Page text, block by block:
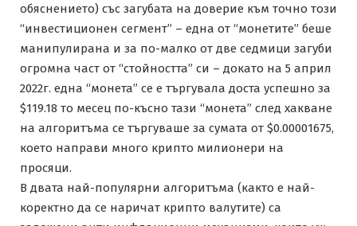
обяснението) със загубата на доверие към точно този
“инвестиционен сегмент” – една от “монетите” беше
манипулирана и за по-малко от две седмици загуби
огромна част от “стойността” си – докато на 5 април
2022г. една “монета” се е търгувала доста успешно за
$119.18 то месец по-късно тази “монета” след хакване
на алгоритъма се търгуваше за сумата от $0.00001675,
което направи много крипто милионери на
просяци.
В двата най-популярни алгоритъма (както е най-
коректно да се наричат крипто валутите) са